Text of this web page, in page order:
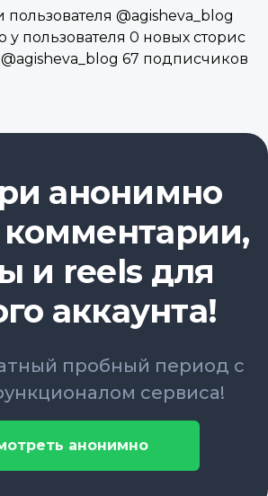
@agisheva_blog
у пользователя 0 новых сторис
67 подписчиков
анонимно
и reels для
аккаунта!
пробный период с
сервиса!
анонимно